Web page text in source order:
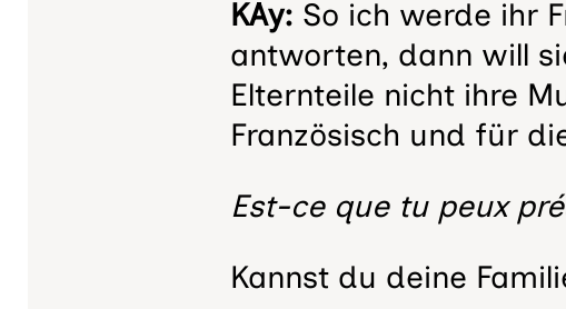
KAy: So ich werde ihr
antworten, dann will
Elternteile nicht ihre
Französisch und für
Est-ce que tu peux
Kannst du deine